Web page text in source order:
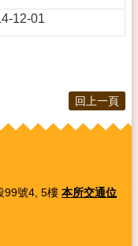
12-01
回上一頁
99號4, 5樓 本所交通位